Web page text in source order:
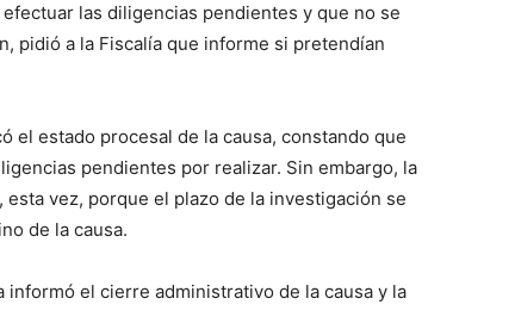
las diligencias pendientes y que no se
pidió a la Fiscalía que informe si pretendían
el estado procesal de la causa, constando que
pendientes por realizar. Sin embargo, la
vez, porque el plazo de la investigación se
de la causa.
informó el cierre administrativo de la causa y la